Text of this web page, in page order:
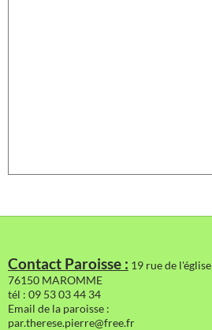
Contact Paroisse : 19 rue de l'église
76150 MAROMME
tél : 09 53 03 44 34
Email de la paroisse :
par.therese.pierre@free.fr